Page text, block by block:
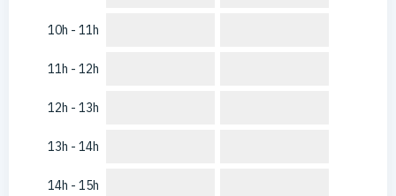
10h - 11h
11h - 12h
12h - 13h
13h - 14h
14h - 15h